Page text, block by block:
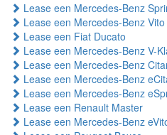
Lease een Mercedes-Benz
Lease een Mercedes-Benz Vito
Lease een Fiat Ducato
Lease een Mercedes-Benz V-
Lease een Mercedes-Benz
Lease een Mercedes-Benz
Lease een Mercedes-Benz
Lease een Renault Master
Lease een Mercedes-Benz